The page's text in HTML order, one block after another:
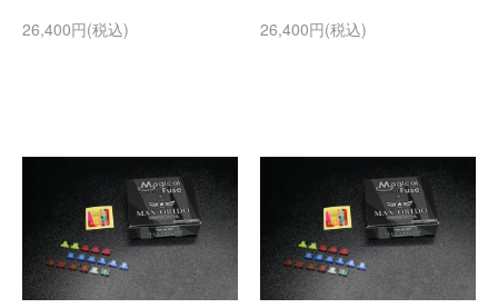
26,400円(税込)
26,400円(税込)